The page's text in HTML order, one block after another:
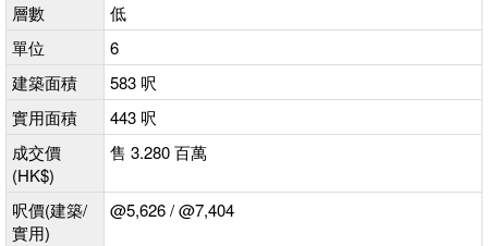
層數
低
單位
6
建築面積
583 呎
實用面積
443 呎
成交價
(HK$)
售 3.280 百萬
呎價(建築/
實用)
@5,626 / @7,404